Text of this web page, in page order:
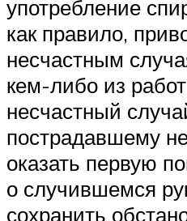
употребление
как правило,
несчастным
кем-либо из
несчастный
пострадавшему
оказать первую
о случившемся
сохранить